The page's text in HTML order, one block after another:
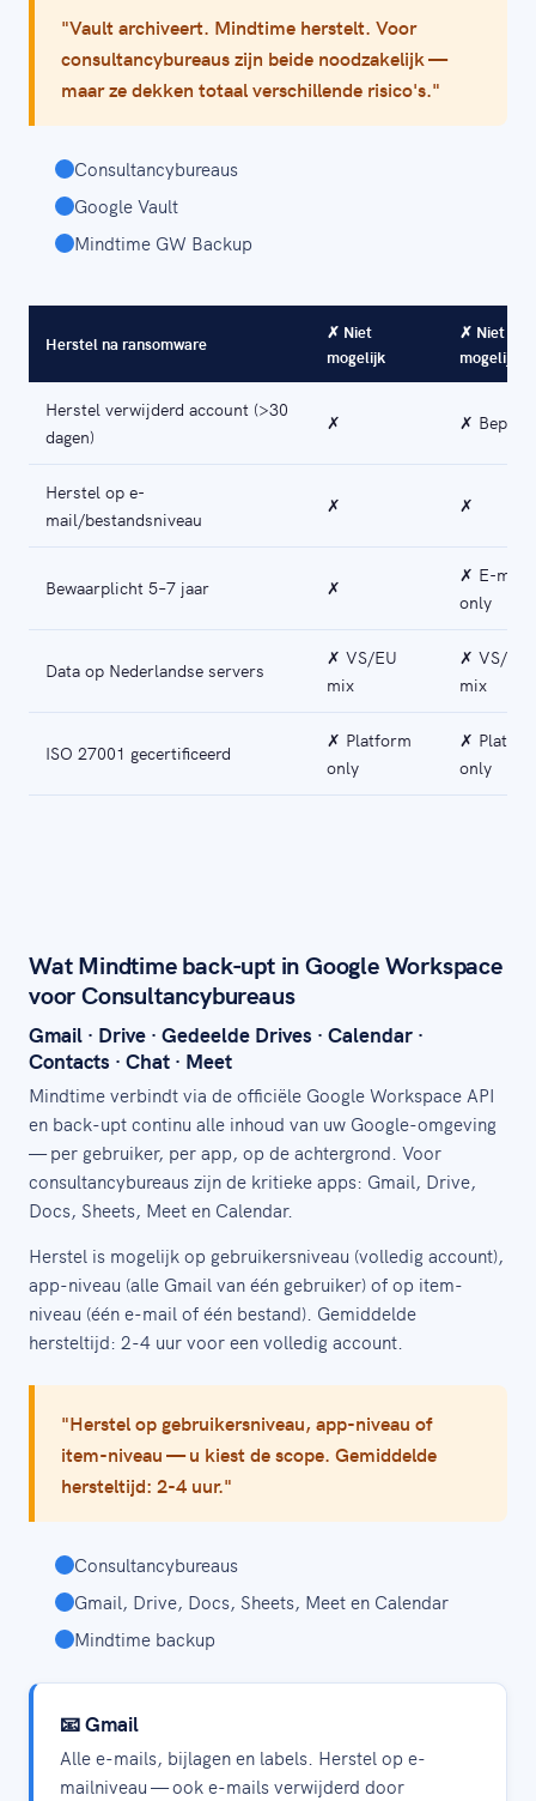
"Vault archiveert. Mindtime herstelt. Voor
consultancybureaus zijn beide noodzakelijk —
maar ze dekken totaal verschillende risico's."
Consultancybureaus
Google Vault
Mindtime GW Backup
Herstel na ransomware
✗ Niet
mogelijk
✗ Niet
mogelijk
Herstel verwijderd account (>30
dagen)
✗ ✗
Herstel op e-
mail/bestandsniveau
✗ ✗
Bewaarplicht 5–7 jaar ✗
✗ E-mail
only
Data op Nederlandse servers
✗ VS/EU
mix
✗ VS/EU
mix
ISO 27001 gecertificeerd
✗ Platform
only
✗
only
Wat Mindtime back-upt in Google Workspace
voor Consultancybureaus
Gmail · Drive · Gedeelde Drives · Calendar ·
Contacts · Chat · Meet
Mindtime verbindt via de officiële Google Workspace API
en back-upt continu alle inhoud van uw Google-omgeving
— per gebruiker, per app, op de achtergrond. Voor
consultancybureaus zijn de kritieke apps: Gmail, Drive,
Docs, Sheets, Meet en Calendar.
Herstel is mogelijk op gebruikersniveau (volledig account),
app-niveau (alle Gmail van één gebruiker) of op item-
niveau (één e-mail of één bestand). Gemiddelde
hersteltijd: 2-4 uur voor een volledig account.
"Herstel op gebruikersniveau, app-niveau of
item-niveau — u kiest de scope. Gemiddelde
hersteltijd: 2-4 uur."
Consultancybureaus
Gmail, Drive, Docs, Sheets, Meet en Calendar
Mindtime backup
📧 Gmail
Alle e-mails, bijlagen en labels. Herstel op e-
mailniveau — ook e-mails verwijderd door